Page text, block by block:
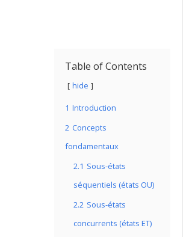
Table of Contents
hide
1 Introduction
2 Concepts
fondamentaux
2.1 Sous-états
séquentiels (états OU)
2.2 Sous-états
concurrents (états ET)